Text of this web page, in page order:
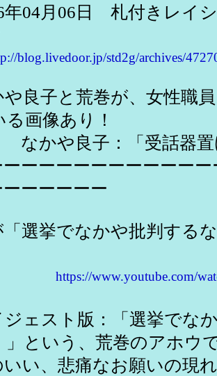
月06日 札付きレイシ
？
blog.livedoor.jp/std2g/archives/
と荒巻が、女性職員
画像あり！
子：「受話器置け
ーーーーーーーーーー
ーーーーー
「選挙でなかや批判する
https://www.youtube.com/
スト版：「選挙でなか
」という、荒巻のアホウ
、悲痛なお願いの現れ